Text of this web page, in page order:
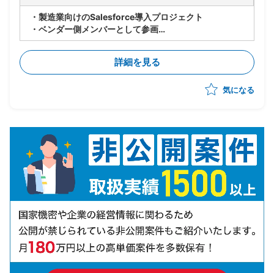
・製造業向けのSalesforce導入プロジェクト
・ベンダー側メンバーとして参画
・世界各国の拠点でのSalesforce共有に向けて、北
米・EU拠点へのSales Cloudの導入からスタート(全て
・10月までPoCを実施し、その後本格展開の予定
詳細を見る
気になる